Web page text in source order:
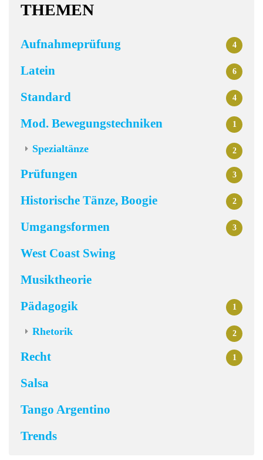
THEMEN
Aufnahmeprüfung 4
Latein 6
Standard 4
Mod. Bewegungstechniken 1
Spezialtänze 2
Prüfungen 3
Historische Tänze, Boogie 2
Umgangsformen 3
West Coast Swing
Musiktheorie
Pädagogik
1
Rhetorik 2
Recht 1
Salsa
Tango Argentino
Trends